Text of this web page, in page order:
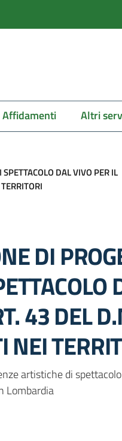
Affidamenti Altri
DAL VIVO PER IL
DI
43 DEL
artistiche di
Lombardia